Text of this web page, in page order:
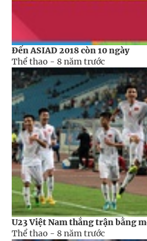
Đến ASIAD 2018 còn 10 ngày
Thể thao - 8 năm trước
U23 Việt Nam thắng trận bằng
Thể thao - 8 năm trước